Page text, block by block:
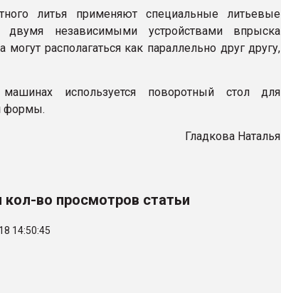
литья применяют специальные литьевые
независимыми устройствами впрыска
располагаться как параллельно друг другу,
используется поворотный стол для
формы.
Гладкова Наталья
кол-во просмотров статьи
14:50:45